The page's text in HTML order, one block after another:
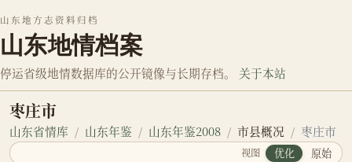
山东地方志资料归档
山东地情档案
停运省级地情数据库的公开镜像与长期存档。 关于本站
枣庄市
山东省情库 山东年鉴 山东年鉴2008 市县概况 枣庄市
视图 优化 原始